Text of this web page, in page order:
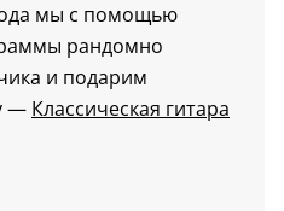
мы с помощью
рандомно
и подарим
— Классическая гитара